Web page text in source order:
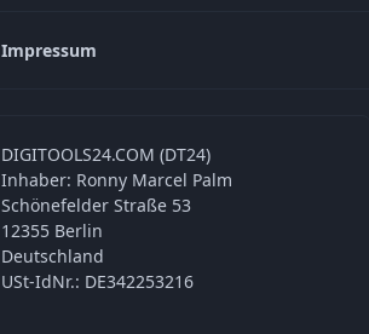
Impressum
DIGITOOLS24.COM (DT24)
Inhaber: Ronny Marcel Palm
Schönefelder Straße 53
12355 Berlin
Deutschland
USt-IdNr.: DE342253216